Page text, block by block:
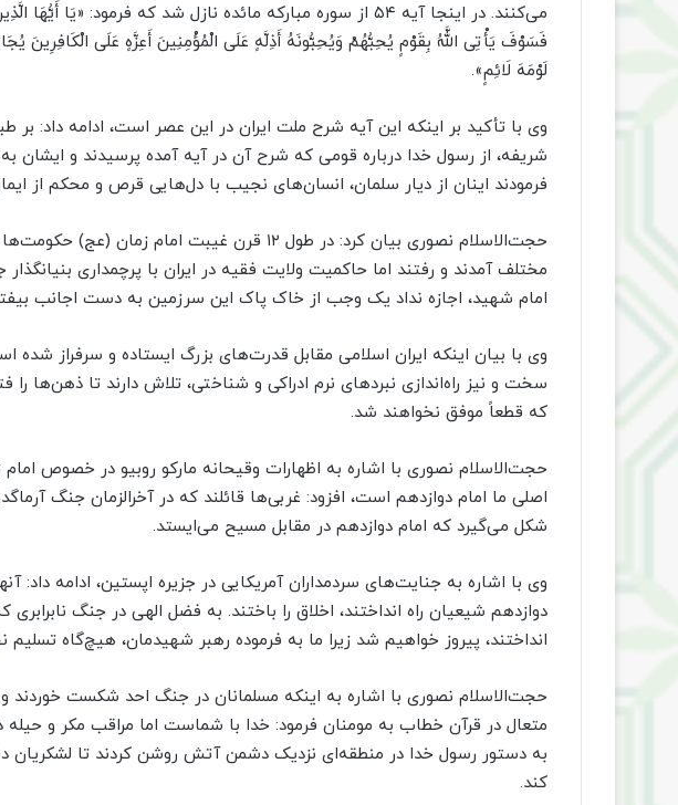
می‌کنند. در اینجا آیه ۵۴ از سوره مبارکه مائده نازل شد که فرمود:
فَسَوْفَ یَأْتِی اللَّهُ بِقَوْمٍ یُحِبُّهُمْ وَیُحِبُّونَهُ أَذِلَّهٍ عَلَى الْمُؤْمِنِینَ أَعِزَّهٍ عَلَى الْکَافِرِینَ
لَوْمَهَ لَائِمٍ».
وی با تأکید بر اینکه این آیه شرح ملت ایران در این عصر است، ادامه داد:
شریفه، از رسول خدا درباره قومی که شرح آن در آیه آمده پرسیدند و ایشان
فرمودند اینان از دیار سلمان، انسان‌های نجیب با دل‌هایی قرص و محکم از
حجت‌الاسلام نصوری بیان کرد: در طول ۱۲ قرن غیبت
مختلف آمدند و رفتند اما حاکمیت ولایت فقیه در ایران با پرچمداری بنیانگذار
امام شهید، اجازه نداد یک وجب از خاک پاک این سرزمین به دست اجانب
وی با بیان اینکه ایران اسلامی مقابل قدرت‌های بزرگ ایستاده و سرفراز شده
سخت و نیز راه‌اندازی نبردهای نرم ادراکی و شناختی، تلاش دارند تا ذهن‌ها را
که قطعاً موفق نخواهند شد.
حجت‌الاسلام نصوری با اشاره به اظهارات وقیحانه مارکو روبیو در خصوص
اصلی ما امام دوازدهم است، افزود: غربی‌ها قائلند که در آخرالزمان جنگ
شکل می‌گیرد که امام دوازدهم در مقابل مسیح می‌ایستد.
وی با اشاره به جنایت‌های سردمداران آمریکایی در جزیره اپستین، ادامه داد:
دوازدهم شیعیان راه انداختند، اخلاق را باختند. به فضل الهی در جنگ نابرابری
انداختند، پیروز خواهیم شد زیرا ما به فرموده رهبر شهیدمان، هیچ‌گاه
حجت‌الاسلام نصوری با اشاره به اینکه مسلمانان در جنگ احد شکست
متعال در قرآن خطاب به مومنان فرمود: خدا با شماست اما مراقب مکر و
به دستور رسول خدا در منطقه‌ای نزدیک دشمن آتش روشن کردند تا لشکریان
کند.